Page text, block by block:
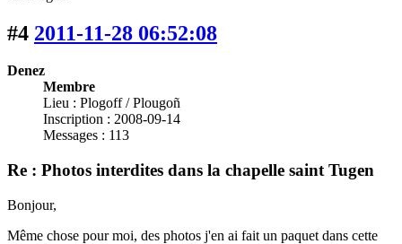
#4 2011-11-28 06:52:08
Denez
Membre
Lieu : Plogoff / Plougoñ
Inscription : 2008-09-14
Messages : 113
Re : Photos interdites dans la chapelle saint Tugen
Bonjour,
Même chose pour moi, des photos j'en ai fait un paquet dans cette